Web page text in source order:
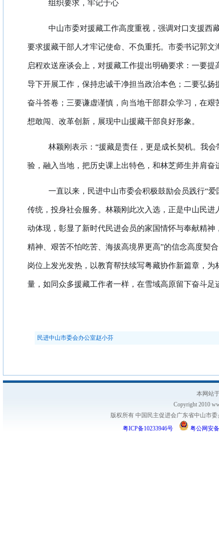
组织要求，牢记于心
中山市委对援藏工作高度重视，强调对口支援西
要求援藏干部人才牢记使命、不负重托。市委书记郭文
启程欢送座谈会上，对援藏工作提出明确要求：一要提
导下开展工作，保持忠诚干净担当政治本色；二要弘扬
奋斗答卷；三要谦虚谨慎，向当地干部群众学习，在艰
想敢闯、改革创新，展现中山援藏干部良好形象。
林颖刚表示：“援藏是责任，更是成长契机。我
验，融入当地，把历史课上出特色，和林芝师生并肩奋
一直以来，民进中山市委会积极鼓励会员践行“
传统，投身社会服务。林颖刚此次入选，正是中山民进
动体现，彰显了新时代民进会员的家国情怀与奉献精神
精神、艰苦不怕吃苦、海拔高境界更高”的信念高度契
岗位上发光发热，以教育帮扶续写粤藏协作新篇章，为
量，如同众多援藏工作者一样，在雪域高原留下奋斗足
民进中山市委会办公室赵小芬
本网站
Copyright 2010
版权所有 中国民主促进会广东省中山市
粤ICP备10233946号
粤公网安